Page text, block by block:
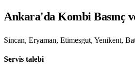
Ankara'da Kombi Basınç
Sincan, Eryaman, Etimesgut, Yenikent,
Servis talebi